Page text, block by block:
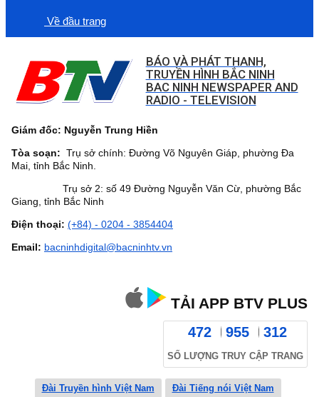
Về đầu trang
BÁO VÀ PHÁT THANH,
TRUYỀN HÌNH BẮC NINH
BAC NINH NEWSPAPER AND
RADIO - TELEVISION
Giám đốc: Nguyễn Trung Hiền
Tòa soạn: Trụ sở chính: Đường Võ Nguyên Giáp, phường Đa
Mai, tỉnh Bắc Ninh.
Trụ sở 2: số 49 Đường Nguyễn Văn Cừ, phường Bắc
Giang, tỉnh Bắc Ninh
Điện thoại: (+84) - 0204 - 3854404
Email: bacninhdigital@bacninhtv.vn
TẢI APP BTV PLUS
472 955 312
SỐ LƯỢNG TRUY CẬP TRANG
Đài Truyền hình Việt Nam Đài Tiếng nói Việt Nam